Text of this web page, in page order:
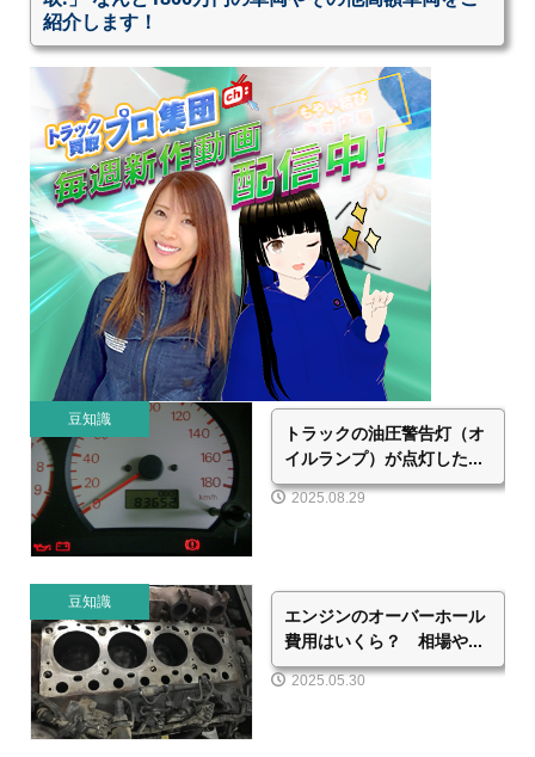
豆知識
トラックの油圧警告灯（オ
イルランプ）が点灯した...
2025.08.29
豆知識
エンジンのオーバーホール
費用はいくら？ 相場や...
2025.05.30
紹介します！